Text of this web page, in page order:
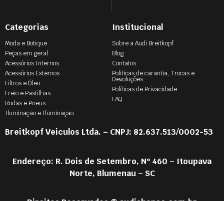
Categorias
Moda e Botique
Peças em geral
Acessórios Internos
Acessórios Externos
Filtros e Óleo
Freio e Pastilhas
Rodas e Pneus
Iluminação e Iluminação
Institucional
Sobre a Audi Breitkopf
Blog
Contatos
Politicas de carantia, Trocas e
Devoluções
Políticas de Privacidade
FAQ
Breitkopf Veiculos Ltda. – CNPJ: 82.637.513/0002-53
Endereço: R. Dois de Setembro, Nº 460 – Itoupava
Norte, Blumenau – SC